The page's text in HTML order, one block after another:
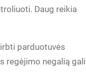
Daug reikia
parduotuvės
regėjimo negalią gali